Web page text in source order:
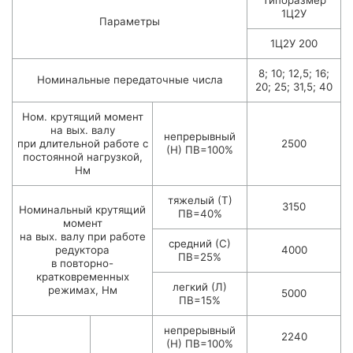
Параметры
1Ц2У
1Ц2У 200
Номинальные передаточные числа
8; 10; 12,5; 16;
20; 25; 31,5; 40
Ном. крутящий момент
на вых. валу
при длительной работе с
постоянной нагрузкой,
Нм
непрерывный
(Н) ПВ=100%
2500
Номинальный крутящий
момент
на вых. валу при работе
редуктора
в повторно-
кратковременных
режимах, Нм
тяжелый (Т)
ПВ=40%
3150
средний (С)
ПВ=25%
4000
легкий (Л)
ПВ=15%
5000
непрерывный
(Н) ПВ=100%
2240